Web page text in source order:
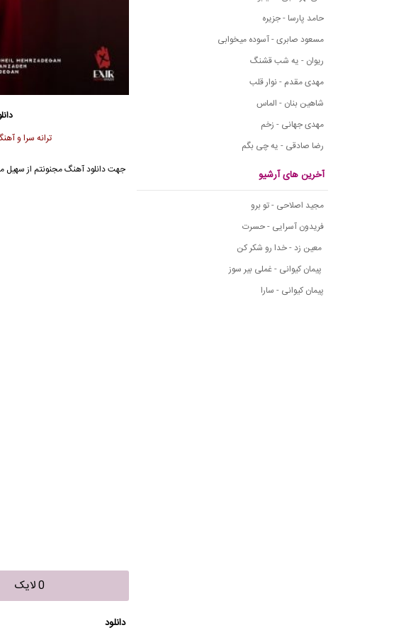
حامد پارسا - جزیره
مسعود صابری - آسوده میخوابی
ریوان - یه شب قشنگ
مهدی مقدم - نوار قلب
شاهین بنان - الماس
مهدی جهانی - زخم
رضا صادقی - یه چی بگم
آخرین های آرشیو
مجید اصلاحی - تو برو
فریدون آسرایی - حسرت
معین زد - خدا رو شکر کن
پیمان کیوانی - غملی بیر سوز
پیمان کیوانی - سارا
ترانه سرا و
جهت دانلود آهنگ مجنونتم از سهیل
0 لایک
دانلود